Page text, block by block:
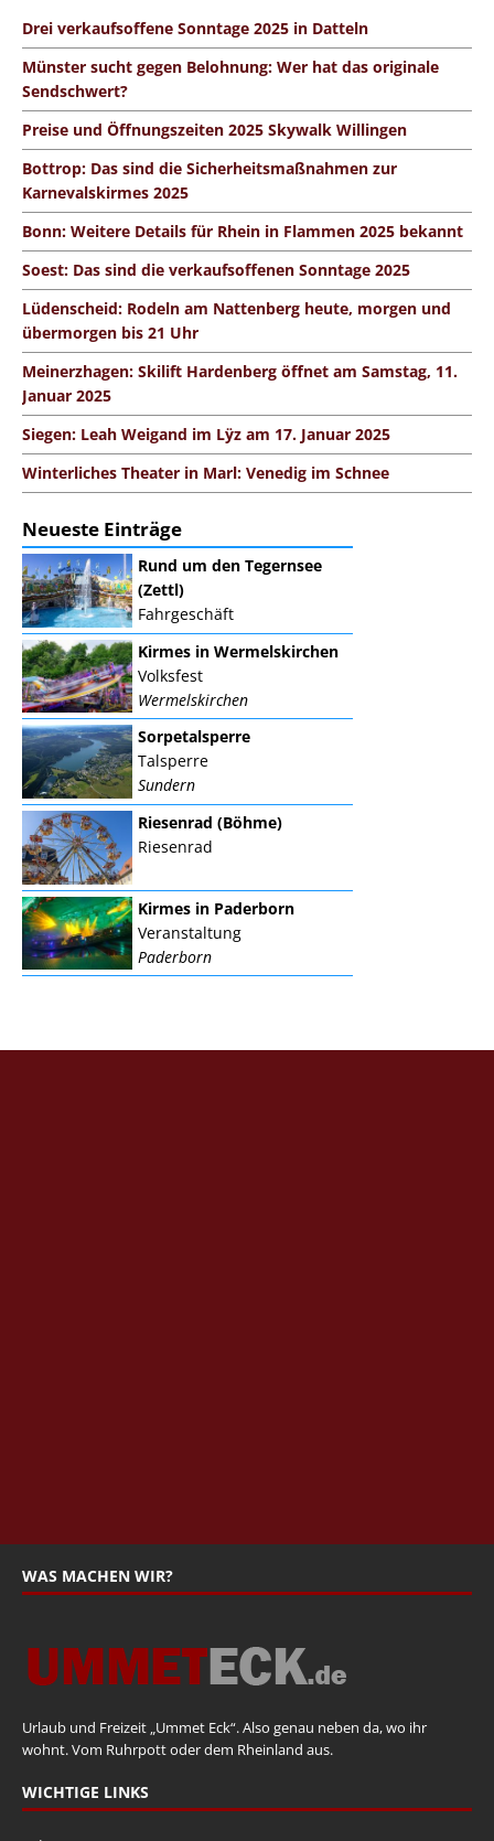
Drei verkaufsoffene Sonntage 2025 in Datteln
Münster sucht gegen Belohnung: Wer hat das originale
Sendschwert?
Preise und Öffnungszeiten 2025 Skywalk Willingen
Bottrop: Das sind die Sicherheitsmaßnahmen zur
Karnevalskirmes 2025
Bonn: Weitere Details für Rhein in Flammen 2025 bekannt
Soest: Das sind die verkaufsoffenen Sonntage 2025
Lüdenscheid: Rodeln am Nattenberg heute, morgen und
übermorgen bis 21 Uhr
Meinerzhagen: Skilift Hardenberg öffnet am Samstag, 11.
Januar 2025
Siegen: Leah Weigand im Lÿz am 17. Januar 2025
Winterliches Theater in Marl: Venedig im Schnee
Neueste Einträge
Rund um den Tegernsee
(Zettl)
Fahrgeschäft
Kirmes in Wermelskirchen
Volksfest
Wermelskirchen
Sorpetalsperre
Talsperre
Sundern
Riesenrad (Böhme)
Riesenrad
Kirmes in Paderborn
Veranstaltung
Paderborn
WAS MACHEN WIR?
Urlaub und Freizeit „Ummet Eck“. Also genau neben da, wo ihr
wohnt. Vom Ruhrpott oder dem Rheinland aus.
WICHTIGE LINKS